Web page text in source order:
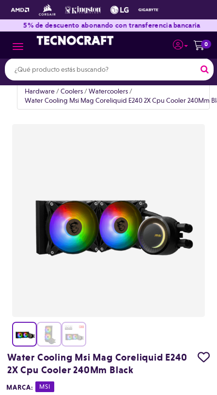
0
Toggle navigation
5% de descuento abonando con transferencia bancaria
Hardware /Coolers /Watercoolers /
Water Cooling Msi Mag Coreliquid E240 2X Cpu Cooler 240Mm
Water Cooling Msi Mag Coreliquid E240
2X Cpu Cooler 240Mm Black
|
MARCA: MSI